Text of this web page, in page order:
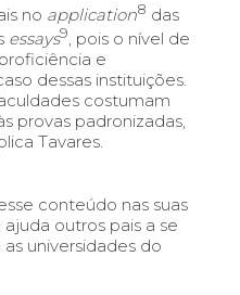
no application8 das
essays9, pois o nível de
e
dessas instituições.
costumam
provas padronizadas,
Tavares.
conteúdo nas suas
outros pais a se
universidades do